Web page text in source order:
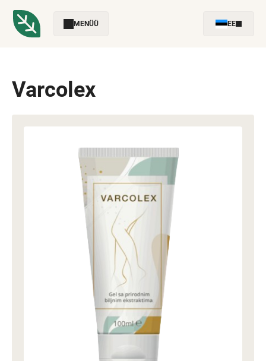
MENÜÜ EE
Varcolex